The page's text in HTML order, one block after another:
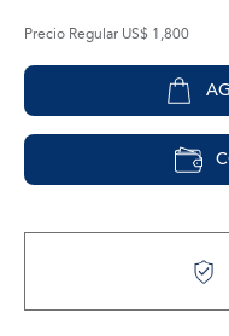
Precio Regular US$ 1,800